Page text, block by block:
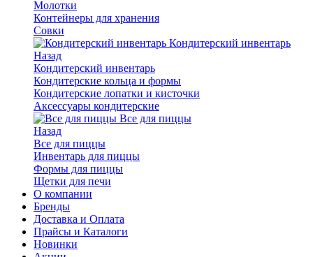
Молотки
Контейнеры для хранения
Совки
Кондитерский инвентарь
Назад
Кондитерский инвентарь
Кондитерские кольца и формы
Кондитерские лопатки и кисточки
Аксессуары кондитерские
Все для пиццы
Назад
Все для пиццы
Инвентарь для пиццы
Формы для пиццы
Щетки для печи
О компании
Бренды
Доставка и Оплата
Прайсы и Каталоги
Новинки